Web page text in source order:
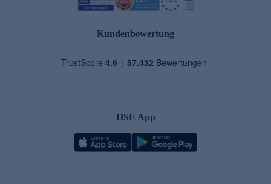
Kundenbewertung
HSE App